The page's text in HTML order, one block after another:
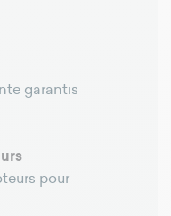
garantis
pour